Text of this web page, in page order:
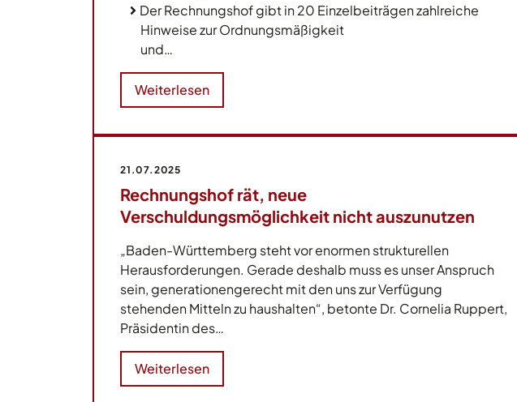
Der Rechnungshof gibt in 20 Einzelbeiträgen zahlreiche
Hinweise zur Ordnungsmäßigkeit
und…
Weiterlesen
21.07.2025
Rechnungshof rät, neue
Verschuldungsmöglichkeit nicht auszunutzen
„Baden-Württemberg steht vor enormen strukturellen
Herausforderungen. Gerade deshalb muss es unser Anspruch
sein, generationengerecht mit den uns zur Verfügung
stehenden Mitteln zu haushalten“, betonte Dr. Cornelia Ruppert,
Präsidentin des…
Weiterlesen